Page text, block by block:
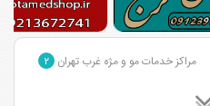
مراکز خدمات مو و مژه غرب تهران ۲